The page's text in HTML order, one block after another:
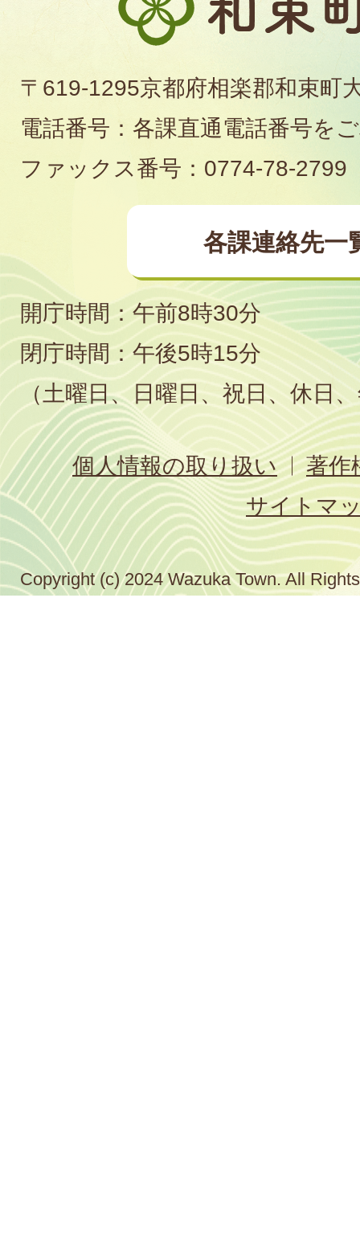
束
町
役
場
〒619-1295京都府相楽郡和束町
電話番号：各課直通電話番号を
ファックス番号：0774-78-2799
各課連絡先一
開庁時間：午前8時30分
閉庁時間：午後5時15分
（土曜日、日曜日、祝日、休日
個人情報の取り扱い
著作
サイトマ
Copyright (c) 2024 Wazuka Town. All